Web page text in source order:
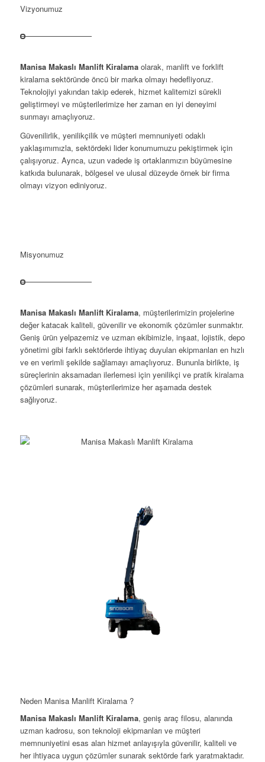
Vizyonumuz
Manisa Makaslı Manlift Kiralamaolarak, manlift ve forklift
kiralama sektöründe öncü bir marka olmayı hedefliyoruz.
Teknolojiyi yakından takip ederek, hizmet kalitemizi sürekli
geliştirmeyi ve müşterilerimize her zaman en iyi deneyimi
sunmayı amaçlıyoruz.
Güvenilirlik, yenilikçilik ve müşteri memnuniyeti odaklı
yaklaşımımızla, sektördeki lider konumumuzu pekiştirmek için
çalışıyoruz. Ayrıca, uzun vadede iş ortaklarımızın büyümesine
katkıda bulunarak, bölgesel ve ulusal düzeyde örnek bir firma
olmayı vizyon ediniyoruz.
Misyonumuz
Manisa Makaslı Manlift Kiralama, müşterilerimizin projelerine
değer katacak kaliteli, güvenilir ve ekonomik çözümler sunmaktır.
Geniş ürün yelpazemiz ve uzman ekibimizle, inşaat, lojistik, depo
yönetimi gibi farklı sektörlerde ihtiyaç duyulan ekipmanları en hızlı
ve en verimli şekilde sağlamayı amaçlıyoruz. Bununla birlikte, iş
süreçlerinin aksamadan ilerlemesi için yenilikçi ve pratik kiralama
çözümleri sunarak, müşterilerimize her aşamada destek
sağlıyoruz.
Her ihtiyaca uygun, bakımlı ve modern manlift ve forklift seçenekleriyle hizmet veriyoruz.
Profesyonel ekibimizle, projelerinizi en verimli şekilde tamamlamanız için destek sağlıyoruz.
Tüm araçlarımız düzenli bakımlardan geçerek güvenli ve sorunsuz bir kullanım sağlıyor.
Manisa ve çevresindeki projeleriniz için hızlı teslimat ve teknik destek sunuyoruz.
Neden Manisa Manlift Kiralama ?
Manisa Makaslı Manlift Kiralama, geniş araç filosu, alanında
uzman kadrosu, son teknoloji ekipmanları ve müşteri
memnuniyetini esas alan hizmet anlayışıyla güvenilir, kaliteli ve
her ihtiyaca uygun çözümler sunarak sektörde fark yaratmaktadır.